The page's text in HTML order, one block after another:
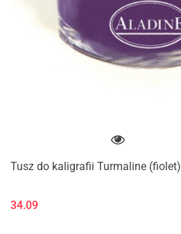
Tusz do kaligrafii Turmaline (fiolet)
34.09